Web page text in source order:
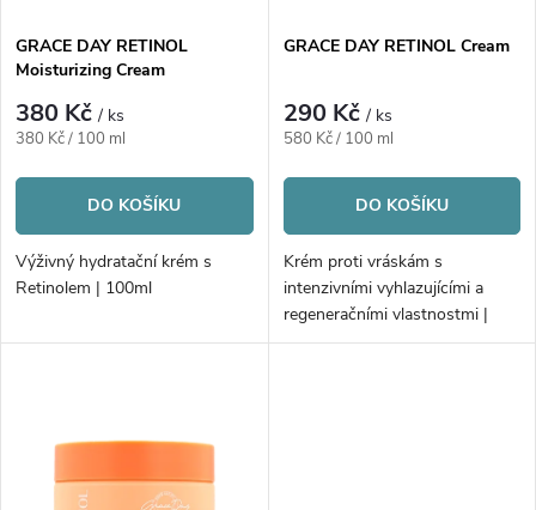
p
r
o
d
u
k
s
p
r
o
d
u
GRACE DAY RETINOL
Moisturizing Cream
380 Kč/ ks
Měrná
380 Kč / 100 ml
DO KOŠÍKU
Výživný hydratační krém s
Retinolem | 100ml
GRACE DAY RETINOL Cream
290 Kč/ ks
Měrná
580 Kč / 100 ml
DO KOŠÍKU
Krém proti vráskám s
intenzivními vyhlazujícími a
regeneračními vlastnostmi |
50ml